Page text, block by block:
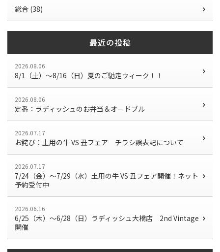
総合 (38)
最近の投稿
2026.08.06
8/1（土）〜8/16（日）夏のご馳走ウィーク！！
2026.08.06
定番：ラディッシュのお弁当＆オードブル
2026.07.17
お詫び：土用の牛 VS 丑フェア チラシ誤表記について
2026.07.17
7/24（金）〜7/29（水）土用の牛 VS 丑フェア開催！ネット
予約受付中
2026.06.16
6/25（木）～6/28（日）ラディッシュ大橋店 2nd Vintage
開催